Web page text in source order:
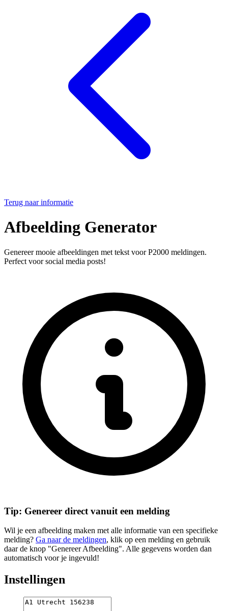
Terug naar informatie
Afbeelding Generator
Genereer mooie afbeeldingen met tekst voor P2000 meldingen.
Perfect voor social media posts!
Tip: Genereer direct vanuit een melding
Wil je een afbeelding maken met alle informatie van een specifieke
melding? Ga naar de meldingen, klik op een melding en gebruik
daar de knop "Genereer Afbeelding". Alle gegevens worden dan
automatisch voor je ingevuld!
Instellingen